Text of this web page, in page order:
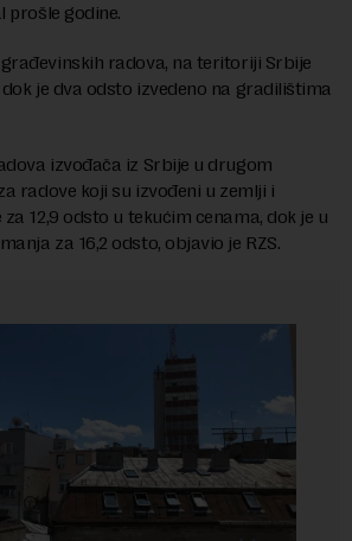
prošle godine.
radova, na teritoriji Srbije
je dva odsto izvedeno na gradilištima
izvođača iz Srbije u drugom
radove koji su izvođeni u zemlji i
12,9 odsto u tekućim cenama, dok je u
za 16,2 odsto, objavio je RZS.